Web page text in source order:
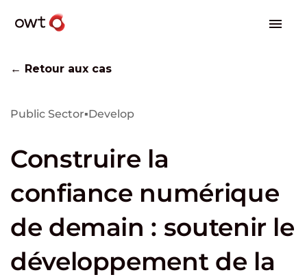
← Retour aux cas
Public Sector▪Develop
Construire la
confiance numérique
de demain : soutenir le
développement de la